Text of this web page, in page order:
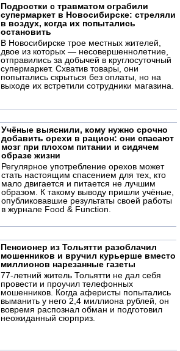
Подростки с травматом ограбили
супермаркет в Новосибирске: стреляли
в воздух, когда их попытались
остановить
В Новосибирске трое местных жителей,
двое из которых — несовершеннолетние,
отправились за добычей в круглосуточный
супермаркет. Схватив товары, они
попытались скрыться без оплаты, но на
выходе их встретили сотрудники магазина.
Учёные выяснили, кому нужно срочно
добавить орехи в рацион: они спасают
мозг при плохом питании и сидячем
образе жизни
Регулярное употребление орехов может
стать настоящим спасением для тех, кто
мало двигается и питается не лучшим
образом. К такому выводу пришли учёные,
опубликовавшие результаты своей работы
в журнале Food & Function.
Пенсионер из Тольятти разоблачил
мошенников и вручил курьерше вместо
миллионов нарезанные газеты
77-летний житель Тольятти не дал себя
провести и проучил телефонных
мошенников. Когда аферисты попытались
выманить у него 2,4 миллиона рублей, он
вовремя распознал обман и подготовил
неожиданный сюрприз.